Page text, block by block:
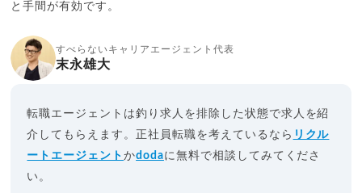
と手間が有効です。
すべらないキャリアエージェント代表
末永雄大
転職エージェントは釣り求人を排除した状態で求人を紹
介してもらえます。正社員転職を考えているなら リクル
ートエージェントかdodaに無料で相談してみてくださ
い。